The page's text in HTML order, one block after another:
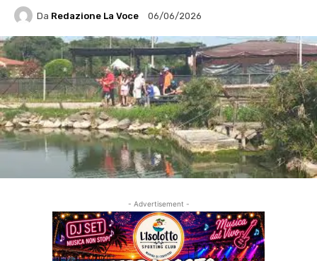
Da Redazione La Voce 06/06/2026
- Advertisement -